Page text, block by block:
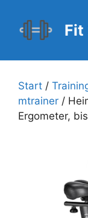
Inhalt
springen
Fit
Start /
mtrainer /
Ergometer,